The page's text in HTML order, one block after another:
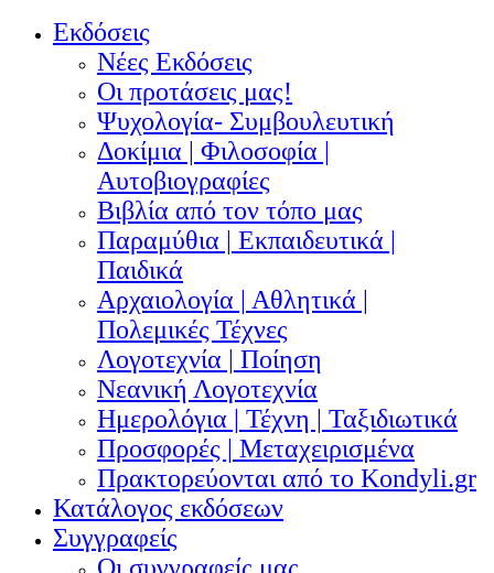
Εκδόσεις
Νέες Εκδόσεις
Οι προτάσεις μας!
Ψυχολογία- Συμβουλευτική
Δοκίμια | Φιλοσοφία |
Αυτοβιογραφίες
Βιβλία από τον τόπο μας
Παραμύθια | Εκπαιδευτικά |
Παιδικά
Αρχαιολογία | Αθλητικά |
Πολεμικές Τέχνες
Λογοτεχνία | Ποίηση
Νεανική Λογοτεχνία
Ημερολόγια | Τέχνη | Ταξιδιωτικά
Προσφορές | Μεταχειρισμένα
Πρακτορεύονται από το Kondyli.gr
Κατάλογος εκδόσεων
Συγγραφείς